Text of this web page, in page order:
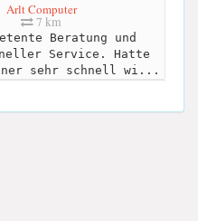
Arlt Computer
7 km
Beratung und
Service. Hatte
sehr schnell wi...